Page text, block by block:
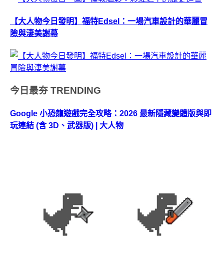
【大人物今日發明】福特Edsel：一場汽車設計的華麗冒
險與淒美謝幕
今日最夯 TRENDING
Google 小恐龍遊戲完全攻略：2026 最新隱藏變體版與即
玩連結 (含 3D、武器版) | 大人物